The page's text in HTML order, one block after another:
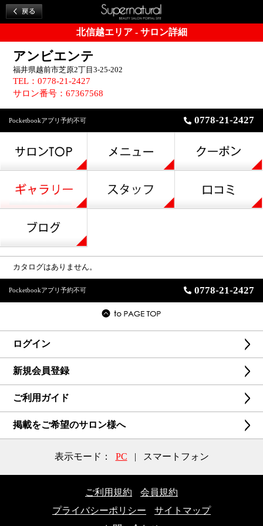
北信越エリア - サロン詳細
アンビエンテ
福井県越前市芝原2丁目3-25-202
TEL：0778-21-2427
サロン番号：67367568
Pocketbookアプリ予約不可 0778-21-2427
カタログはありません。
Pocketbookアプリ予約不可 0778-21-2427
ログイン
新規会員登録
ご利用ガイド
掲載をご希望のサロン様へ
表示モード： PC | スマートフォン
ご利用規約
会員規約
プライバシーポリシー
サイトマップ